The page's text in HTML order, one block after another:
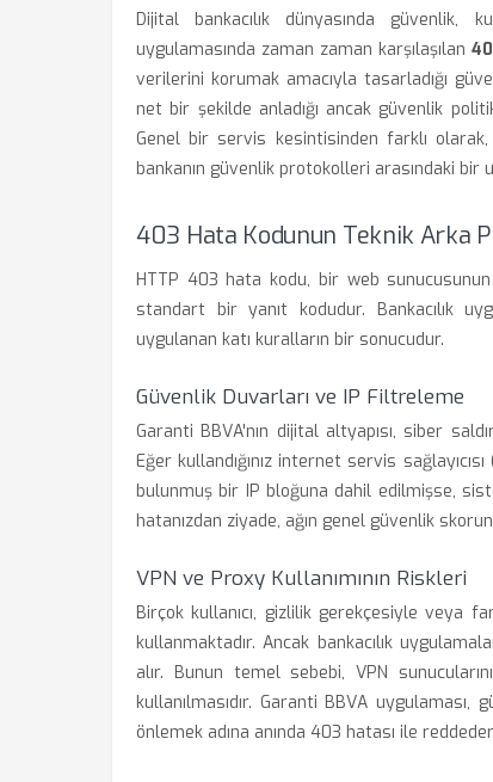
Dijital bankacılık dünyasında güvenlik,
uygulamasında zaman zaman karşılaşılan
verilerini korumak amacıyla tasarladığı
net bir şekilde anladığı ancak güvenlik
Genel bir servis kesintisinden farklı
bankanın güvenlik protokolleri arasındaki bir
403 Hata Kodunun Teknik Arka
HTTP 403 hata kodu, bir web sunucusunun
standart bir yanıt kodudur. Bankacılık
uygulanan katı kuralların bir sonucudur.
Güvenlik Duvarları ve IP Filtreleme
Garanti BBVA'nın dijital altyapısı, siber
Eğer kullandığınız internet servis
bulunmuş bir IP bloğuna dahil edilmişse,
hatanızdan ziyade, ağın genel güvenlik
VPN ve Proxy Kullanımının Riskleri
Birçok kullanıcı, gizlilik gerekçesiyle veya
kullanmaktadır. Ancak bankacılık
alır. Bunun temel sebebi, VPN
kullanılmasıdır. Garanti BBVA
önlemek adına anında 403 hatası ile